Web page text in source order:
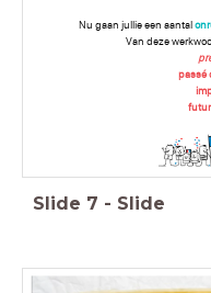
Nu gaan jullie een aantal
Van deze
passé
Slide 7 - Slide